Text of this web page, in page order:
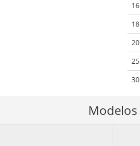
16
18
20
25
30
Modelos